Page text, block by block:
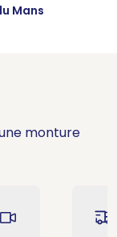
Mans
monture